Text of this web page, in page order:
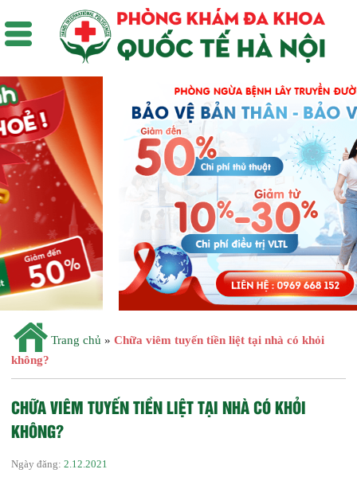
Trang chủ » Chữa viêm tuyến tiền liệt tại nhà có khỏi
không?
CHỮA VIÊM TUYẾN TIỀN LIỆT TẠI NHÀ CÓ KHỎI
KHÔNG?
Ngày đăng: 2.12.2021